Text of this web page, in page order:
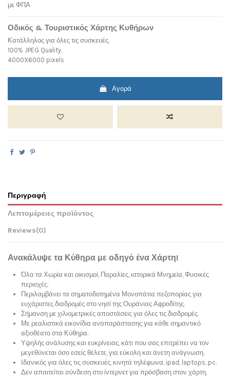
με ΦΠΑ
Οδικός & Τουριστικός Χάρτης Κυθήρων
Κατάλληλος για όλες τις συσκευές.
100% JPEG Quality.
4000X6000 pixels
Αγορά
Περιγραφή
Λεπτομέρειες προϊόντος
Reviews(0)
Ανακάλυψε τα Κύθηρα με οδηγό ένα Χάρτη!
Όλα τα Χωρία και οικισμοί, Παραλίες, ιστορικά Μνημεία, Φυσικές
περιοχές.
Περιλαμβάνει τα σηματοδοτημένα Μονοπάτια πεζοπορίας για
ευχάριστες διαδρομές στο νησί της Ουράνιας Αφροδίτης.
Σήμανση με χιλιομετρικές αποστάσεις για όλες τις διαδρομές.
Με ρεαλιστικά εικονίδια αναπαράστασης για κάθε σημαντικό
αξιοθέατο στα Κύθηρα.
Υψηλής ανάλυσης και ευκρίνειας, κάτι που σας επιτρέπει να τον
μεγεθύνεται όσο εσείς θέλετε, για εύκολη και άνετη ανάγνωση.
Ιδανικός για όλες τις συσκευές, κινητά τηλέφωνα, ipad, laptops, pc.
Δεν απαιτείται σύνδεση στο ίντερνετ για πρόσβαση στον χάρτη,